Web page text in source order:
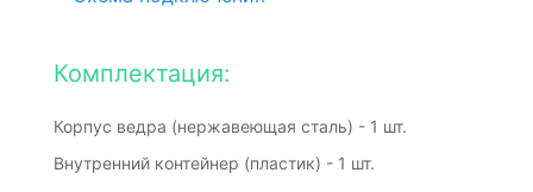
Комплектация:
Корпус ведра (нержавеющая сталь) - 1 шт.
Внутренний контейнер (пластик) - 1 шт.